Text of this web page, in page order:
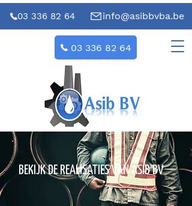
03 336 82 64 info@asibbvba.be
03 336 82 64
BEKIJK DE REALISATIES VAN ASIB BV